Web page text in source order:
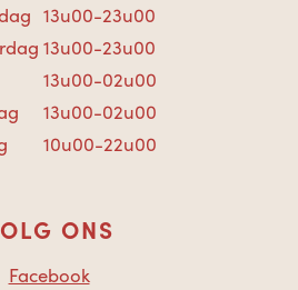
13u00-23u00
13u00-23u00
13u00-02u00
13u00-02u00
10u00-22u00
ONS
Facebook